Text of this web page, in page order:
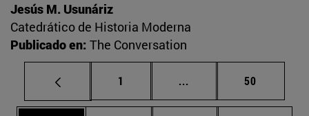
Jesús M. Usunáriz
Catedrático de Historia Moderna
Publicado en: The Conversation
Página
1 ... Páginas intermedias
Página
50